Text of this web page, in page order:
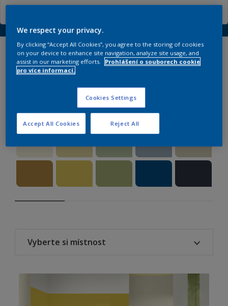
Prozkoumejte naše
všestranné palety
#1 BAREVNÝ PŘÍBĚH FREE
Vyberte si místnost
Všechny
Ložnice
We respect your privacy.
By clicking “Accept All Cookies”, you agree to the storing of cookies
on your device to enhance site navigation, analyze site usage, and
assist in our marketing efforts.
Prohlášení o souborech cookie
pro více informací.
Cookies Settings
Reject All
Accept All Cookies